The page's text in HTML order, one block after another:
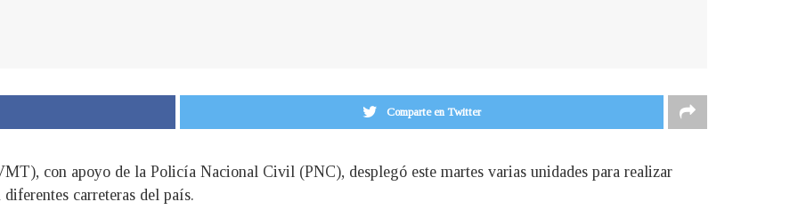
Comparte en Twitter
con apoyo de la Policía Nacional Civil (PNC), desplegó este martes varias unidades para realizar
carreteras del país.